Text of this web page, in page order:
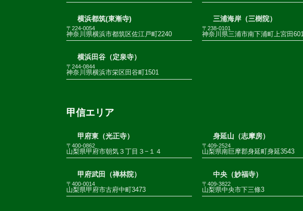
横浜都筑(東漸寺)
〒224-0054
神奈川県横浜市都筑区佐江戸町2240
三浦海岸（三樹院）
〒238-0101
神奈川県三浦市南下浦町上宮田601
横浜田谷（定泉寺）
〒244-0844
神奈川県横浜市栄区田谷町1501
甲信エリア
甲府東（光正寺）
〒400-0862
山梨県甲府市朝気３丁目３−１４
身延山（志摩房）
〒409-2524
山梨県南巨摩郡身延町身延3543
甲府武田（禅林院）
〒400-0014
山梨県甲府市古府中町3473
中央（妙福寺）
〒409-3822
山梨県中央市下三條3